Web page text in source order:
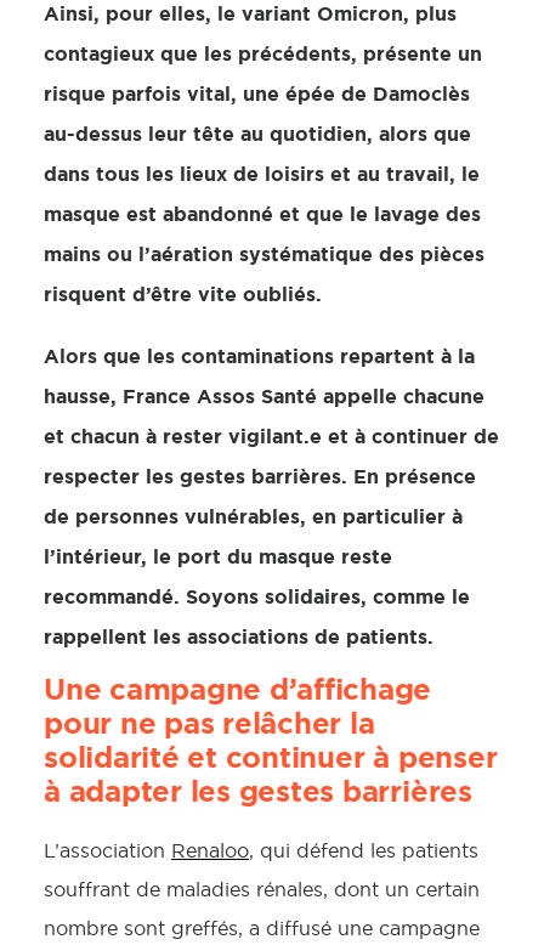
Ainsi, pour elles, le variant Omicron, plus
contagieux que les précédents, présente un
risque parfois vital, une épée de Damoclès
au-dessus leur tête au quotidien, alors que
dans tous les lieux de loisirs et au travail, le
masque est abandonné et que le lavage des
mains ou l’aération systématique des pièces
risquent d’être vite oubliés.
Alors que les contaminations repartent à la
hausse, France Assos Santé appelle chacune
et chacun à rester vigilant.e et à continuer de
respecter les gestes barrières. En présence
de personnes vulnérables, en particulier à
l’intérieur, le port du masque reste
recommandé. Soyons solidaires, comme le
rappellent les associations de patients.
Une campagne d’affichage
pour ne pas relâcher la
solidarité et continuer à penser
à adapter les gestes barrières
L’association Renaloo, qui défend les patients
souffrant de maladies rénales, dont un certain
nombre sont greffés, a diffusé une campagne